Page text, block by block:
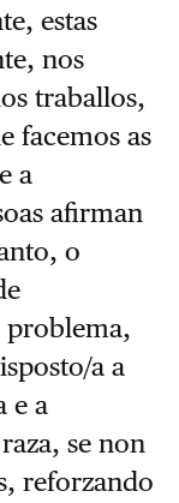
estas
nos
traballos,
facemos as
a
afirman
o
problema,
a a
e a
se non
reforzando